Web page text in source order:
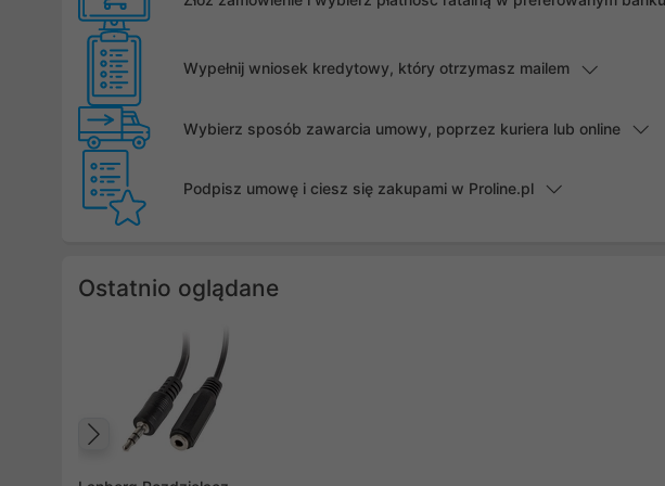
Wypełnij wniosek kredytowy, który otrzymasz mailem
Wybierz sposób zawarcia umowy, poprzez kuriera lub online
Podpisz umowę i ciesz się zakupami w Proline.pl
Ostatnio oglądane
Poprzedni